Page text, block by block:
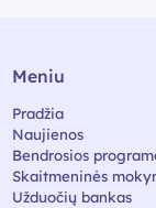
Meniu
Pradžia
Naujienos
Bendrosios
Skaitmeninės
Užduočių bankas